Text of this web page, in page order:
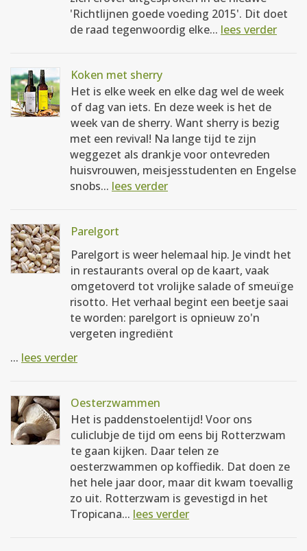
'Richtlijnen goede voeding 2015'. Dit doet
de raad tegenwoordig elke... lees verder
Koken met sherry
Het is elke week en elke dag wel de week
of dag van iets. En deze week is het de
week van de sherry. Want sherry is bezig
met een revival! Na lange tijd te zijn
weggezet als drankje voor ontevreden
huisvrouwen, meisjesstudenten en Engelse
snobs... lees verder
Parelgort
Parelgort is weer helemaal hip. Je vindt het
in restaurants overal op de kaart, vaak
omgetoverd tot vrolijke salade of smeuïge
risotto. Het verhaal begint een beetje saai
te worden: parelgort is opnieuw zo'n
vergeten ingrediënt
... lees verder
Oesterzwammen
Het is paddenstoelentijd! Voor ons
culiclubje de tijd om eens bij Rotterzwam
te gaan kijken. Daar telen ze
oesterzwammen op koffiedik. Dat doen ze
het hele jaar door, maar dit kwam toevallig
zo uit. Rotterzwam is gevestigd in het
Tropicana... lees verder